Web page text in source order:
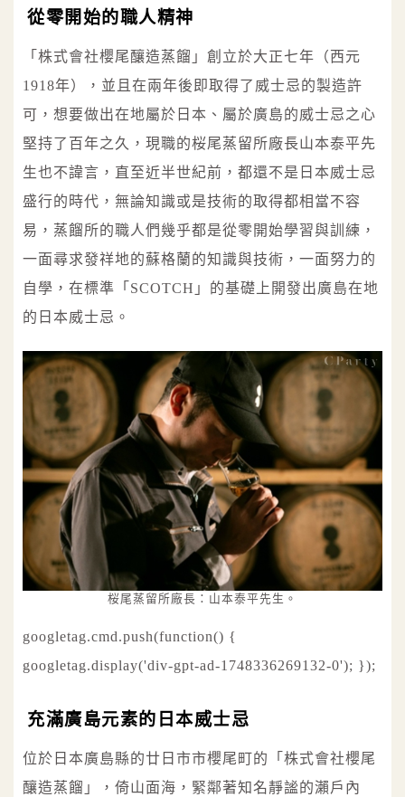
從零開始的職人精神
「株式會社櫻尾釀造蒸餾」創立於大正七年（西元
1918年），並且在兩年後即取得了威士忌的製造許
可，想要做出在地屬於日本、屬於廣島的威士忌之心
堅持了百年之久，現職的桜尾蒸留所廠長山本泰平先
生也不諱言，直至近半世紀前，都還不是日本威士忌
盛行的時代，無論知識或是技術的取得都相當不容
易，蒸餾所的職人們幾乎都是從零開始學習與訓練，
一面尋求發祥地的蘇格蘭的知識與技術，一面努力的
自學，在標準「SCOTCH」的基礎上開發出廣島在地
的日本威士忌。
桜尾蒸留所廠長：山本泰平先生。
googletag.cmd.push(function() {
googletag.display('div-gpt-ad-1748336269132-0'); });
充滿廣島元素的日本威士忌
位於日本廣島縣的廿日市市櫻尾町的「株式會社櫻尾
釀造蒸餾」，倚山面海，緊鄰著知名靜謐的瀨戶內